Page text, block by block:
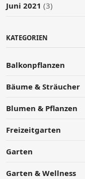
Juni 2021 (3)
KATEGORIEN
Balkonpflanzen
Bäume & Sträucher
Blumen & Pflanzen
Freizeitgarten
Garten
Garten & Wellness